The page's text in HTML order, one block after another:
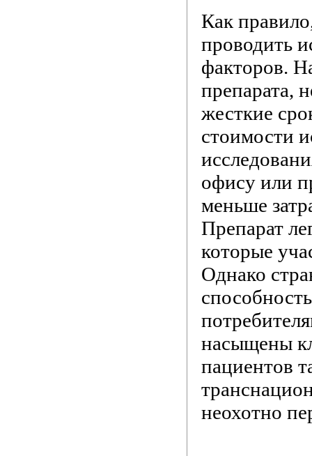
Как
проводить
факторов.
препарата,
жесткие
стоимости
офису или
меньше
Препарат
которые
Однако
насыщены
пациентов
неохотно